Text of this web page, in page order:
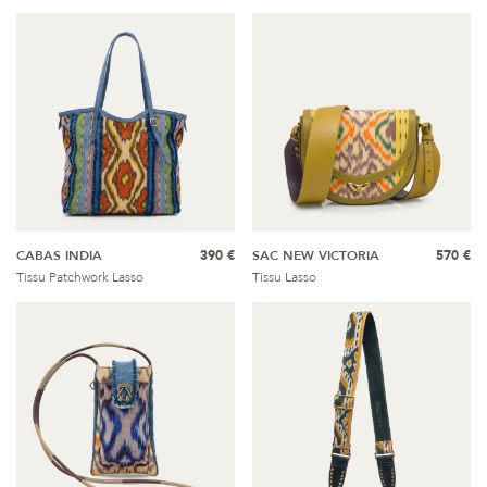
CABAS INDIA
Tissu Patchwork Lasso
390 €
SAC NEW VICTORIA
Tissu Lasso
570 €